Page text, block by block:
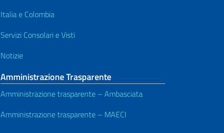
Italia e Colombia
Servizi Consolari e Visti
Notizie
Amministrazione Trasparente
Amministrazione trasparente – Ambasciata
Amministrazione trasparente – MAECI